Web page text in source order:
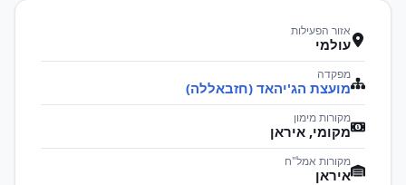
אזור הפעילות
עולמי
מפקדה
מועצת הג'יהאד (חזבאללה)
מקורות מימון
מקומי, איראן
מקורות אמל"ח
איראן